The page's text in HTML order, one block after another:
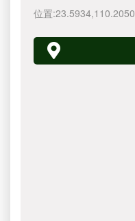
位置:23.5934,110.2050